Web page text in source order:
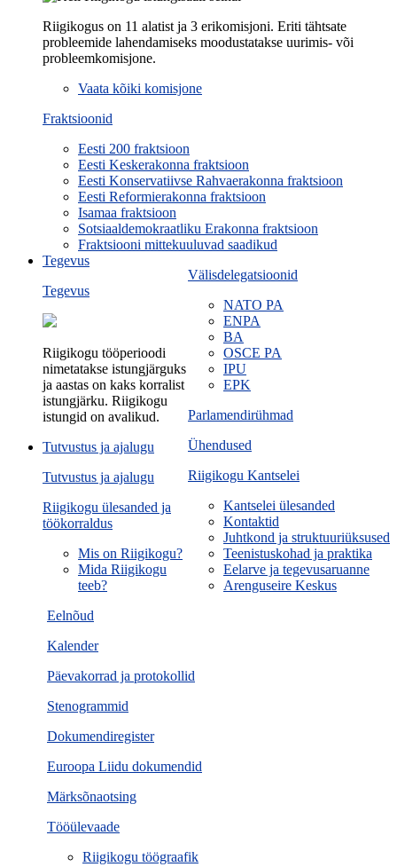
Riigikogus on 11 alatist ja 3 erikomisjoni. Eriti tähtsate
probleemide lahendamiseks moodustatakse uurimis- või
probleemkomisjone.
Vaata kõiki komisjone
Fraktsioonid
Eesti 200 fraktsioon
Eesti Keskerakonna fraktsioon
Eesti Konservatiivse Rahvaerakonna fraktsioon
Eesti Reformierakonna fraktsioon
Isamaa fraktsioon
Sotsiaaldemokraatliku Erakonna fraktsioon
Fraktsiooni mittekuuluvad saadikud
Välisdelegatsioonid
NATO PA
ENPA
BA
OSCE PA
IPU
EPK
Parlamendirühmad
Ühendused
Riigikogu Kantselei
Kantselei ülesanded
Kontaktid
Juhtkond ja struktuuriüksused
Teenistuskohad ja praktika
Eelarve ja tegevusaruanne
Arenguseire Keskus
Tegevus
Tegevus
Riigikogu tööperioodi
nimetatakse istungjärguks
ja aastas on kaks korralist
istungjärku. Riigikogu
istungid on avalikud.
Eelnõud
Kalender
Päevakorrad ja protokollid
Stenogrammid
Dokumendiregister
Euroopa Liidu dokumendid
Märksõnaotsing
Tööülevaade
Riigikogu töögraafik
Tutvustus ja ajalugu
Tutvustus ja ajalugu
Riigikogu ülesanded ja
töökorraldus
Mis on Riigikogu?
Mida Riigikogu
teeb?